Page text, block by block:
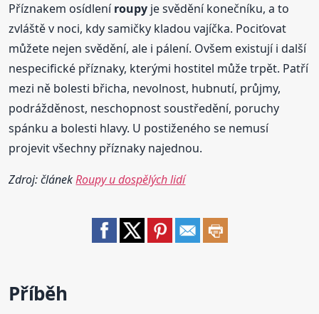
Příznakem osídleníroupy je svědění konečníku, a to
zvláště v noci, kdy samičky kladou vajíčka. Pociťovat
můžete nejen svědění, ale i pálení. Ovšem existují i další
nespecifické příznaky, kterými hostitel může trpět. Patří
mezi ně bolesti břicha, nevolnost, hubnutí, průjmy,
podrážděnost, neschopnost soustředění, poruchy
spánku a bolesti hlavy. U postiženého se nemusí
projevit všechny příznaky najednou.
Zdroj: článekRoupy u dospělých lidí
Příběh